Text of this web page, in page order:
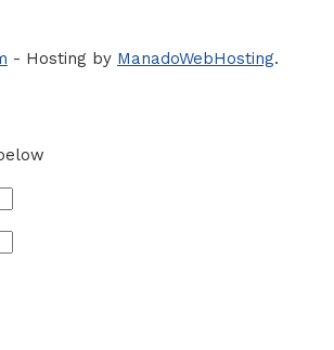
- Hosting by ManadoWebHosting.